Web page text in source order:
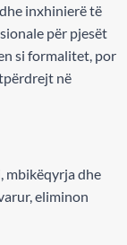
inxhinierë të
për pjesët
si formalitet, por
në
mbikëqyrja dhe
eliminon